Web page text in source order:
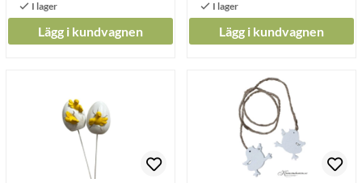
Lägg i kundvagnen Lägg i kundvagnen